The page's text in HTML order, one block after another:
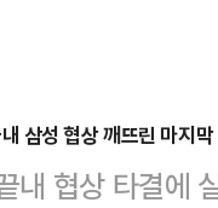
삼성 협상 깨뜨린 마지막
내 협상 타결에